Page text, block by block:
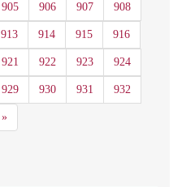
905 906 907 908
913 914 915 916
921 922 923 924
929 930 931 932
»Siguiente